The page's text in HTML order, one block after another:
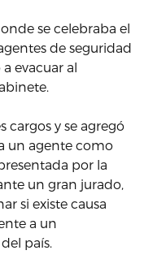
se celebraba el
de seguridad
evacuar al
y se agregó
un agente como
por la
un gran jurado,
si existe causa
a un
país.